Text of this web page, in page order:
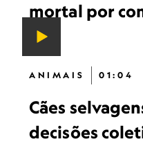
mortal por
ANIMAIS 01:04
Cães
decisões